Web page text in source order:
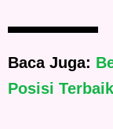
Baca Juga:
Posisi